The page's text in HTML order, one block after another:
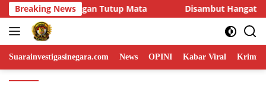
Skip
to
content
Breaking News
Hangat Sekdis, DPD LIN Banten Audiensi dengan
Suarainvestigasinegara.com News OPINI Kabar Viral